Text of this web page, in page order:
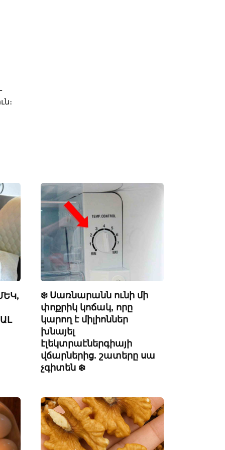
❄️ Սառնարանն ունի մի
փոքրիկ կոճակ, որը
կարող է միլիոններ
խնայել
էլեկտրաէներգիայի
վճարներից. շատերը սա
չգիտեն ❄️